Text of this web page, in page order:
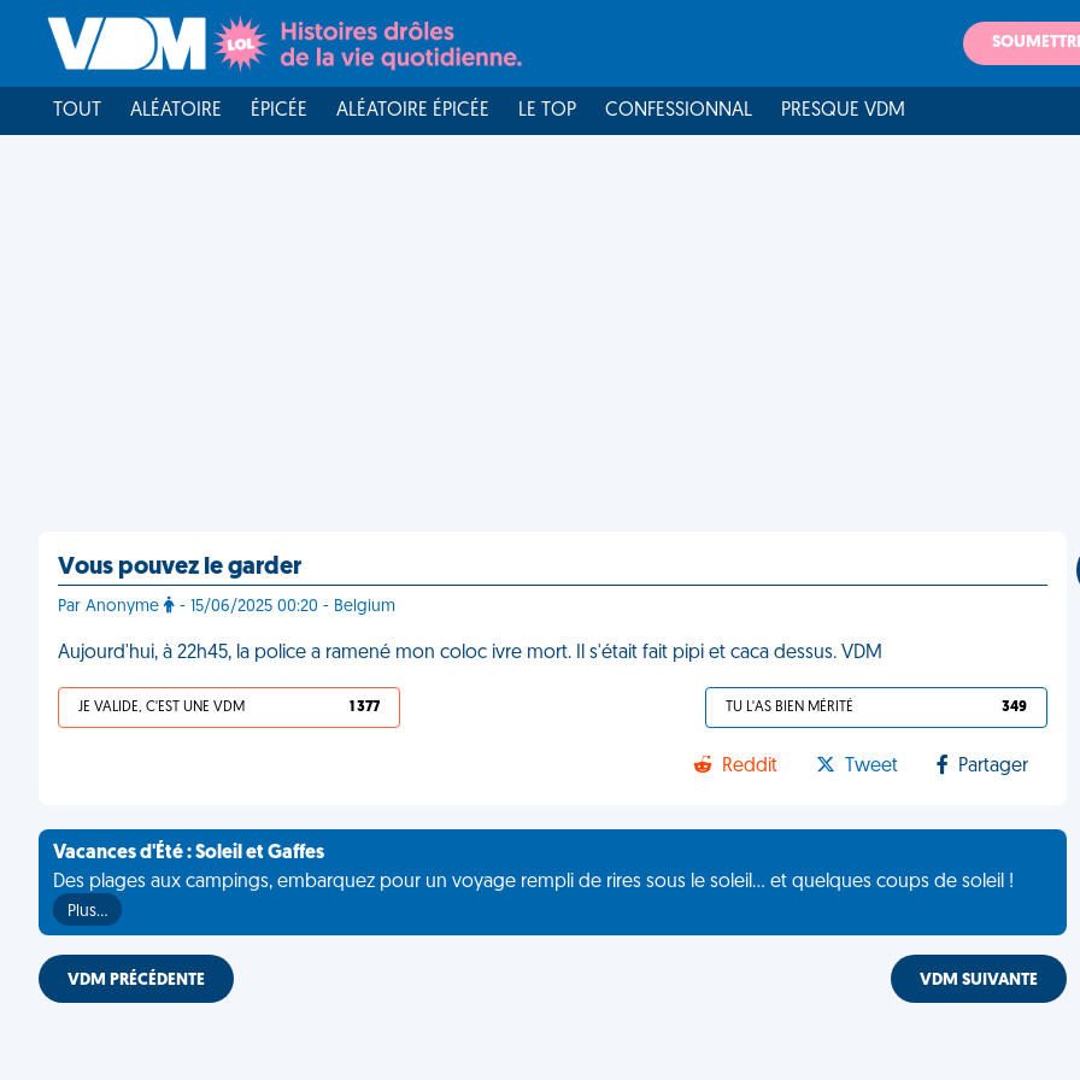
TOUT ALÉATOIRE ÉPICÉE ALÉATOIRE ÉPICÉE LE TOP CONFESSIONNAL PRESQUE VDM
Vous pouvez le garder
Par Anonyme - 15/06/2025 00:20 - Belgium
Aujourd'hui, à 22h45, la police a ramené mon coloc ivre mort. Il s'était fait pipi et caca dessus. VDM
JE VALIDE, C'EST UNE VDM 1 377 TU L'AS BIEN MÉRITÉ 349
Reddit Tweet Partager
Vacances d'Été : Soleil et Gaffes
Des plages aux campings, embarquez pour un voyage rempli de rires sous le soleil... et quelques coups de soleil !
Plus…
VDM PRÉCÉDENTE VDM SUIVANTE